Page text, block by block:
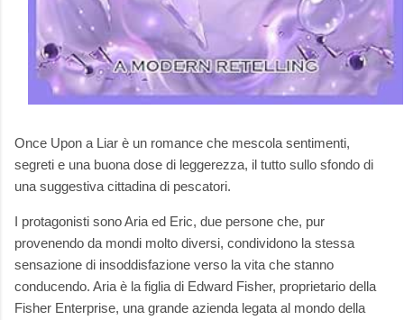
Once Upon a Liar è un romance che mescola sentimenti,
segreti e una buona dose di leggerezza, il tutto sullo sfondo di
una suggestiva cittadina di pescatori.
I protagonisti sono Aria ed Eric, due persone che, pur
provenendo da mondi molto diversi, condividono la stessa
sensazione di insoddisfazione verso la vita che stanno
conducendo. Aria è la figlia di Edward Fisher, proprietario della
Fisher Enterprise, una grande azienda legata al mondo della